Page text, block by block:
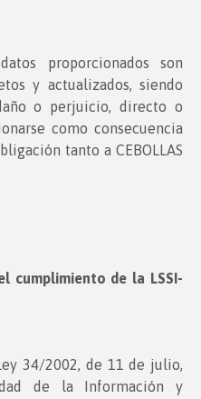
proporcionados son
y actualizados, siendo
o perjuicio, directo o
como consecuencia
tanto a CEBOLLAS
cumplimiento de la LSSI-
34/2002, de 11 de julio,
de la Información y